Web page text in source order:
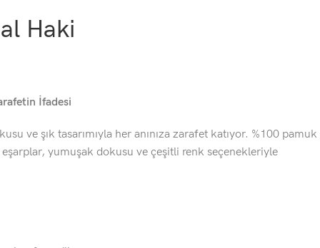
Haki
İfadesi
ve şık tasarımıyla her anınıza zarafet katıyor. %100 pamuk
yumuşak dokusu ve çeşitli renk seçenekleriyle